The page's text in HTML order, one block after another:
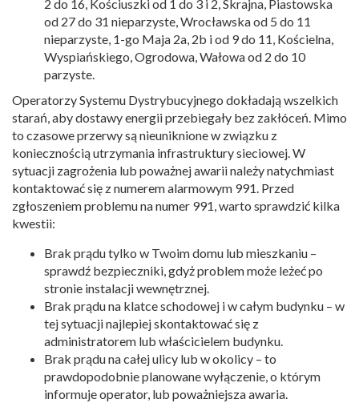
2 do 16, Kościuszki od 1 do 3 i 2, Skrajna, Piastowska
od 27 do 31 nieparzyste, Wrocławska od 5 do 11
nieparzyste, 1-go Maja 2a, 2b i od 9 do 11, Kościelna,
Wyspiańskiego, Ogrodowa, Wałowa od 2 do 10
parzyste.
Operatorzy Systemu Dystrybucyjnego dokładają wszelkich
starań, aby dostawy energii przebiegały bez zakłóceń. Mimo
to czasowe przerwy są nieuniknione w związku z
koniecznością utrzymania infrastruktury sieciowej. W
sytuacji zagrożenia lub poważnej awarii należy natychmiast
kontaktować się z numerem alarmowym 991. Przed
zgłoszeniem problemu na numer 991, warto sprawdzić kilka
kwestii:
Brak prądu tylko w Twoim domu lub mieszkaniu –
sprawdź bezpieczniki, gdyż problem może leżeć po
stronie instalacji wewnętrznej.
Brak prądu na klatce schodowej i w całym budynku – w
tej sytuacji najlepiej skontaktować się z
administratorem lub właścicielem budynku.
Brak prądu na całej ulicy lub w okolicy – to
prawdopodobnie planowane wyłączenie, o którym
informuje operator, lub poważniejsza awaria.